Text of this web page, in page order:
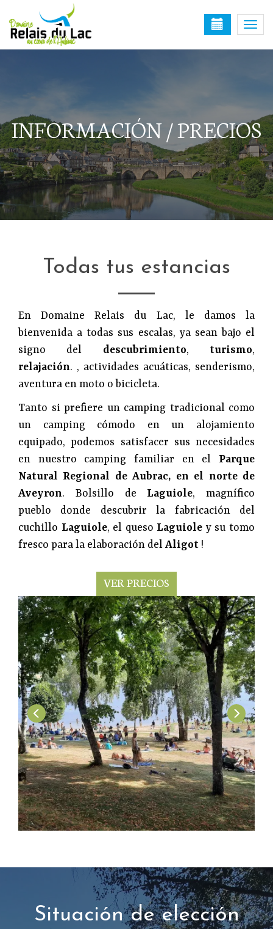
INFORMACIÓN / PRECIOS
Todas tus estancias
En Domaine Relais du Lac, le damos la
bienvenida a todas sus escalas, ya sean bajo el
signo del descubrimiento, turismo,
relajación. , actividades acuáticas, senderismo,
aventura en moto o bicicleta.
Tanto si prefiere un camping tradicional como
un camping cómodo en un alojamiento
equipado, podemos satisfacer sus necesidades
en nuestro camping familiar en el Parque
Natural Regional de Aubrac, en el norte de
Aveyron. Bolsillo de Laguiole, magnífico
pueblo donde descubrir la fabricación del
cuchillo Laguiole, el queso Laguiole y su tomo
fresco para la elaboración del Aligot !
VER PRECIOS
Situación de elección